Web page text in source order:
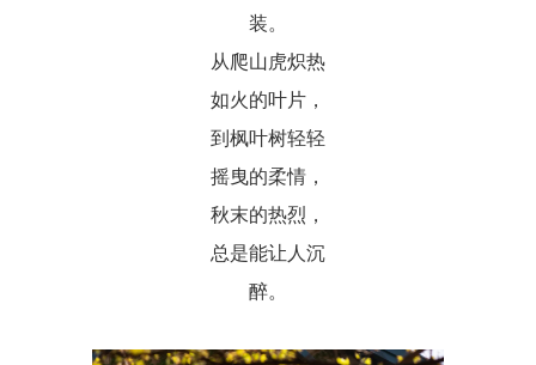
装。
从爬山虎炽热
如火的叶片，
到枫叶树轻轻
摇曳的柔情，
秋末的热烈，
总是能让人沉
醉。